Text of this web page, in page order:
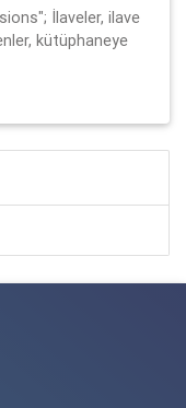
İlaveler, ilave
kütüphaneye